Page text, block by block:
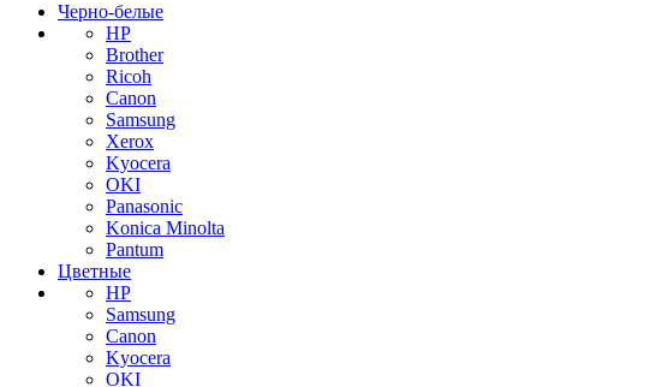
Черно-белые
HP
Brother
Ricoh
Canon
Samsung
Xerox
Kyocera
OKI
Panasonic
Konica Minolta
Pantum
Цветные
HP
Samsung
Canon
Kyocera
OKI